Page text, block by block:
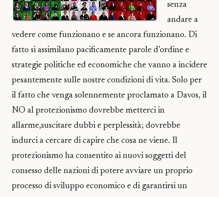
senza
andare a
vedere come funzionano e se ancora funzionano. Di
fatto si assimilano pacificamente parole d’ordine e
strategie politiche ed economiche che vanno a incidere
pesantemente sulle nostre condizioni di vita. Solo per
il fatto che venga solennemente proclamato a Davos, il
NO al protezionismo dovrebbe metterci in
allarme,suscitare dubbi e perplessità; dovrebbe
indurci a cercare di capire che cosa ne viene. Il
protezionismo ha consentito ai nuovi soggetti del
consesso delle nazioni di potere avviare un proprio
processo di sviluppo economico e di garantirsi un